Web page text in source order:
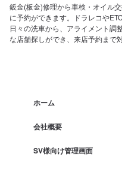
鈑金(板金)修理から車検・オイル
に予約ができます。ドラレコや
日々の洗車から、アライメント調
な店舗探しができ、来店予約まで
ホーム
会社概要
SV様向け管理画面